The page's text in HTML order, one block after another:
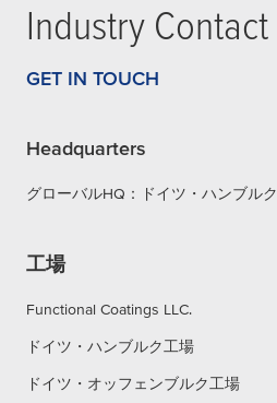
Industry Contact
GET IN TOUCH
Headquarters
グローバルHQ：ドイツ・ハンブルク
工場
Functional Coatings LLC.
ドイツ・ハンブルク工場
ドイツ・オッフェンブルク工場